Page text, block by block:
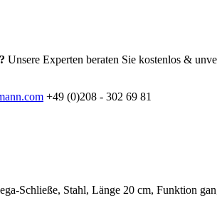
Unsere Experten beraten Sie kostenlos &
+49 (0)208 - 302 69 81
Schließe, Stahl, Länge 20 cm, Funktion